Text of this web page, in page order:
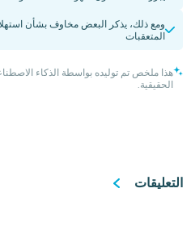
ومع ذلك، يذكر البعض مخاوف بشأن
المتعقبات
هذا ملخص تم توليده بواسطة الذكاء
الحقيقية.
التعليقات